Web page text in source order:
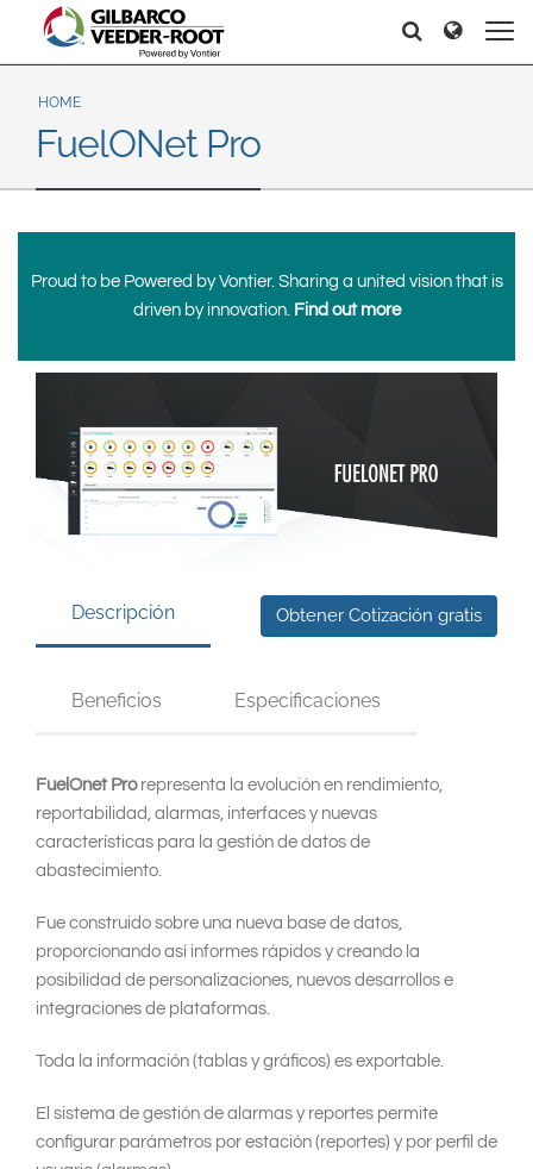
North America
United States
Canada
Latin America
Español
Europe & CIS
English
Dansk
Svenska
Asia Pacific
Search
Search Search
HOME
FuelONet Pro
Proud to be Powered by Vontier. Sharing a united vision that is
driven by innovation. Find out more
Obtener Cotización gratis
Descripción
Beneficios Especificaciones
FuelOnet Prorepresenta la evolución en rendimiento,
reportabilidad, alarmas, interfaces y nuevas
características para la gestión de datos de
abastecimiento.
Fue construido sobre una nueva base de datos,
proporcionando así informes rápidos y creando la
posibilidad de personalizaciones, nuevos desarrollos e
integraciones de plataformas.
Toda la información (tablas y gráficos) es exportable.
El sistema de gestión de alarmas y reportes permite
configurar parámetros por estación (reportes) y por perfil de